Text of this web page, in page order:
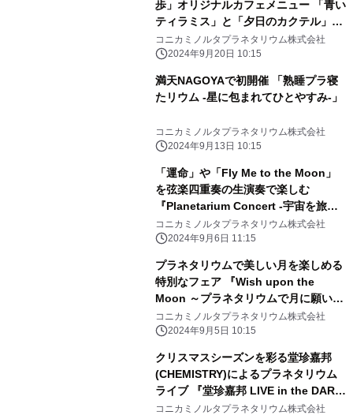
歩」オリジナルカフェメニュー 「青い
ティラミス」と「夕日のカクテル」販
売！
コニカミノルタプラネタリウム株式会社
2024年9月20日 10:15
満天NAGOYAで初開催 「熟睡プラ寝
たリウム -星に包まれてひとやすみ-」
コニカミノルタプラネタリウム株式会社
2024年9月13日 10:15
「運命」や「Fly Me to the Moon」
を弦楽四重奏の生演奏で楽しむ
『Planetarium Concert -宇宙を旅す
るクラシック-』
コニカミノルタプラネタリウム株式会社
2024年9月6日 11:15
プラネタリウムで美しい月を楽しめる
特別なフェア 『Wish upon the
Moon ～プラネタリウムで月に願いを
～』 9月10日(火)より開催！
コニカミノルタプラネタリウム株式会社
2024年9月5日 10:15
クリスマスシーズンを彩る堂珍嘉邦
(CHEMISTRY)によるプラネタリウム
ライブ 『堂珍嘉邦 LIVE in the DARK
tour 2024 -AMANOGAWA-』
コニカミノルタプラネタリウム株式会社